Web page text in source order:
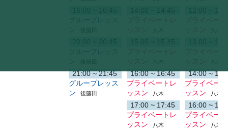
グループレッス
グループレッス
21:00 ~ 21:45
グループレッス
ン
後藤田
プライベートレ
ッスン
プライベートレ
ッスン
16:00 ~ 16:45
プライベートレ
ッスン
八木
17:00 ~ 17:45
プライベートレ
ッスン
八木
プライベー
ッスン
プライベー
ッスン
14:00 ~
プライベー
ッスン
八木
16:00 ~
プライベー
ッスン
八木